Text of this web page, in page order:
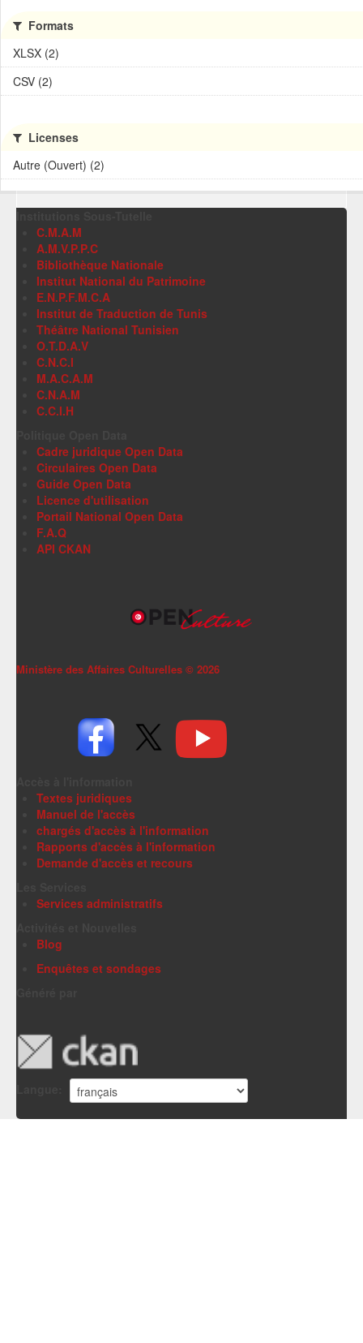
Formats
XLSX (2)
CSV (2)
Licenses
Autre (Ouvert) (2)
C.M.A.M
A.M.V.P.P.C
Bibliothèque Nationale
Institut National du Patrimoine
E.N.P.F.M.C.A
Institut de Traduction de Tunis
Théâtre National Tunisien
O.T.D.A.V
C.N.C.I
M.A.C.A.M
C.N.A.M
C.C.I.H
Cadre juridique Open Data
Circulaires Open Data
Guide Open Data
Licence d'utilisation
Portail National Open Data
F.A.Q
API CKAN
Ministère des Affaires Culturelles © 2026
Textes juridiques
Manuel de l'accès
chargés d'accès à l'information
Rapports d'accès à l'information
Demande d'accès et recours
Services administratifs
Blog
Enquêtes et sondages